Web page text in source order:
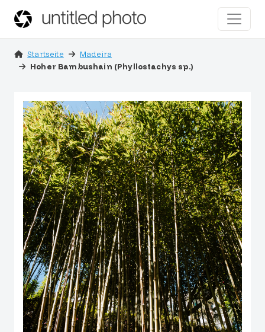
Startseite
Madeira
Hoher Bambushain (Phyllostachys sp.)